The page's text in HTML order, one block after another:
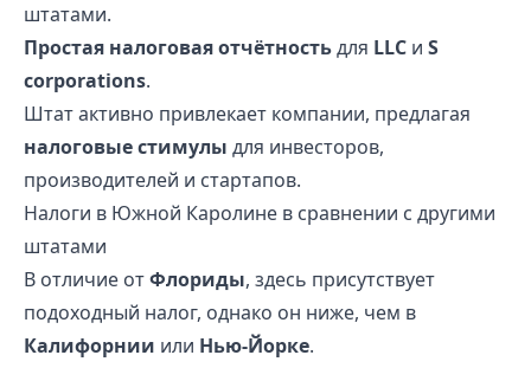
штатами.
Простая налоговая отчётностьдля LLC иS
corporations.
Штат активно привлекает компании, предлагая
налоговые стимулы для инвесторов,
производителей и стартапов.
Налоги в Южной Каролине в сравнении с другими
штатами
В отличие отФлориды, здесь присутствует
подоходный налог, однако он ниже, чем в
Калифорнии или Нью-Йорке.